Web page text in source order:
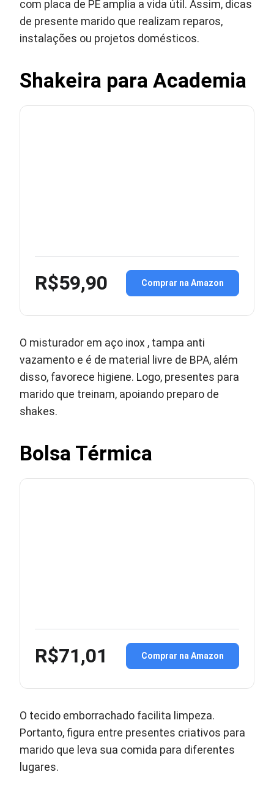
com placa de PE amplia a vida útil. Assim, dicas
de presente marido que realizam reparos,
instalações ou projetos domésticos.
Shakeira para Academia
R$59,90 Comprar na Amazon
O misturador em aço inox , tampa anti
vazamento e é de material livre de BPA, além
disso, favorece higiene. Logo, presentes para
marido que treinam, apoiando preparo de
shakes.
Bolsa Térmica
R$71,01 Comprar na Amazon
O tecido emborrachado facilita limpeza.
Portanto, figura entre presentes criativos para
marido que leva sua comida para diferentes
lugares.